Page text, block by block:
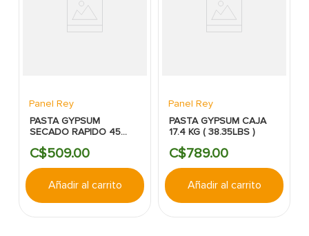
Panel Rey
PASTA GYPSUM
SECADO RAPIDO 45
C$509.00
Añadir al carrito
Panel Rey
PASTA GYPSUM CAJA
17.4 KG ( 38.35LBS )
C$789.00
Añadir al carrito